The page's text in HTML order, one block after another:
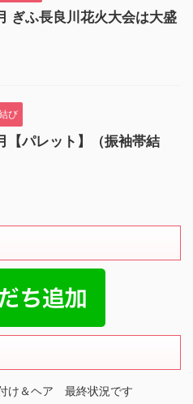
ぎふ長良川花火大会は大盛
び
パレット】（振袖帯結
け＆ヘア 最終状況です